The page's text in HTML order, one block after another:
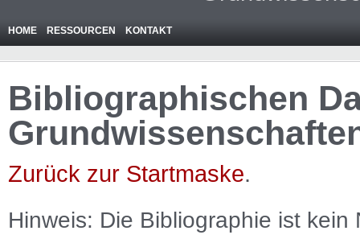
HOME RESSOURCEN KONTAKT
Bibliographischen
Zurück zur Startmaske.
Hinweis: Die Bibliographie ist kein